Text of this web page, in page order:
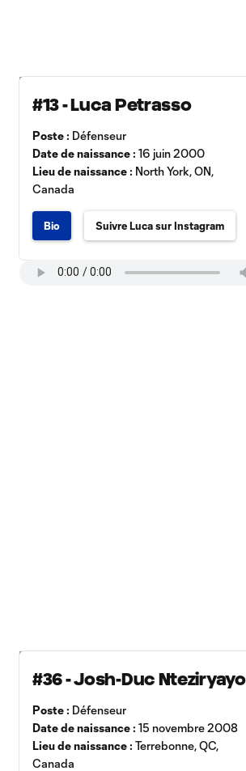
#13 - Luca Petrasso
Poste : Défenseur
Date de naissance : 16 juin 2000
Lieu de naissance : North York, ON,
Canada
Bio Suivre Luca sur Instagram
#36 - Josh-Duc Nteziryayo
Poste : Défenseur
Date de naissance : 15 novembre 2008
Lieu de naissance : Terrebonne, QC,
Canada